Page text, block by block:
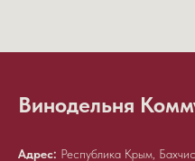
Винодельня
Адрес: Республика Крым,